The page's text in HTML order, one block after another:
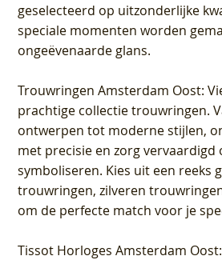
geselecteerd op uitzonderlijke
speciale momenten worden
ongeëvenaarde glans.
Trouwringen Amsterdam Oost:
prachtige collectie trouwringen.
ontwerpen tot moderne stijlen,
met precisie en zorg
symboliseren. Kies uit een reeks
trouwringen, zilveren
om de perfecte match voor je
Tissot Horloges Amsterdam Oost